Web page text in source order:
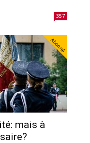
357
Abonné
mais à